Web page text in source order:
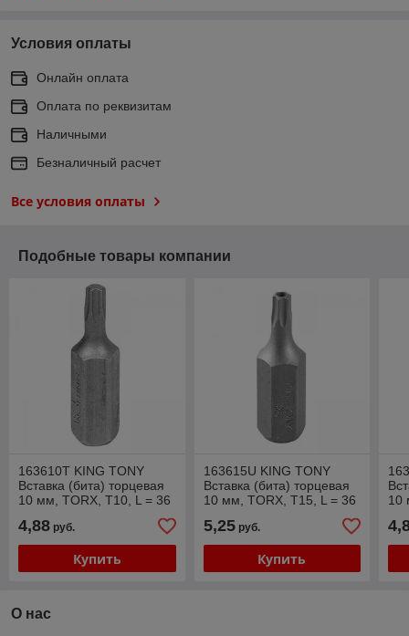
Условия оплаты
Онлайн оплата
Оплата по реквизитам
Наличными
Безналичный расчет
Все условия оплаты
Подобные товары компании
163610T KING TONY
Вставка (бита) торцевая
10 мм, TORX, Т10, L = 36
мм KING TONY 163610T
4,88 руб.
Купить
163615U KING TONY
Вставка (бита) торцевая
10 мм, TORX, Т15, L = 36
TONY 163615U
5,25руб.
Купить
10
О нас